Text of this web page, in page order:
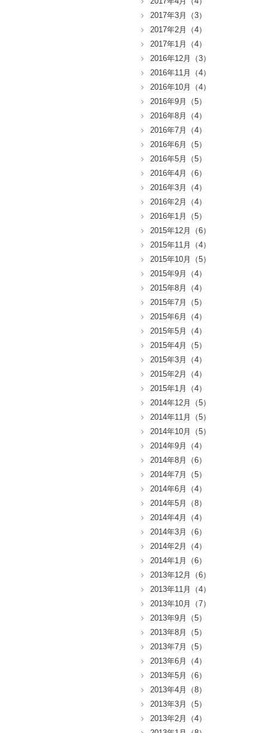
2017年3月（3）
2017年2月（4）
2017年1月（4）
2016年12月（3）
2016年11月（4）
2016年10月（4）
2016年9月（5）
2016年8月（4）
2016年7月（4）
2016年6月（5）
2016年5月（5）
2016年4月（6）
2016年3月（4）
2016年2月（4）
2016年1月（5）
2015年12月（6）
2015年11月（4）
2015年10月（5）
2015年9月（4）
2015年8月（4）
2015年7月（5）
2015年6月（4）
2015年5月（4）
2015年4月（5）
2015年3月（4）
2015年2月（4）
2015年1月（4）
2014年12月（5）
2014年11月（5）
2014年10月（5）
2014年9月（4）
2014年8月（6）
2014年7月（5）
2014年6月（4）
2014年5月（8）
2014年4月（4）
2014年3月（6）
2014年2月（4）
2014年1月（6）
2013年12月（6）
2013年11月（4）
2013年10月（7）
2013年9月（5）
2013年8月（5）
2013年7月（5）
2013年6月（4）
2013年5月（6）
2013年4月（8）
2013年3月（5）
2013年2月（4）